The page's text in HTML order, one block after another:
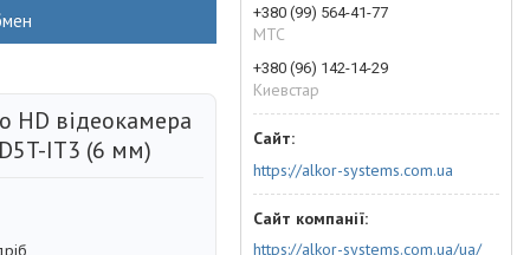
HD відеокамера
IT3 (6 мм)
+380 (99) 564-41-77
МТС
+380 (96) 142-14-29
Киевстар
https://alkor-systems.com.ua
https://alkor-systems.com.ua/ua/